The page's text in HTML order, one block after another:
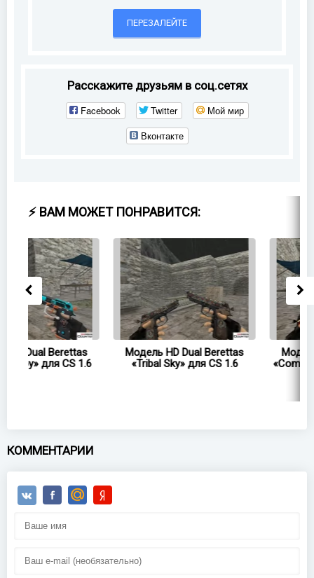
ПЕРЕЗАЛЕЙТЕ
Расскажите друзьям в соц.сетях
Facebook Twitter
Мой мир
Вконтакте
⚡ ВАМ МОЖЕТ ПОНРАВИТСЯ:
Модель HD Dual Berettas
«Tribal Sky» для CS 1.6
Модель HD Dual
«Comrade Military Black»
КОММЕНТАРИИ